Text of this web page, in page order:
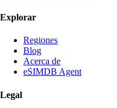
Explorar
Regiones
Blog
Acerca de
eSIMDB Agent
Legal